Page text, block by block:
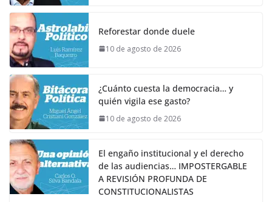
Reforestar donde duele
10 de agosto de 2026
¿Cuánto cuesta la democracia… y
quién vigila ese gasto?
10 de agosto de 2026
El engaño institucional y el derecho
de las audiencias… IMPOSTERGABLE
A REVISIÓN PROFUNDA DE
CONSTITUCIONALISTAS